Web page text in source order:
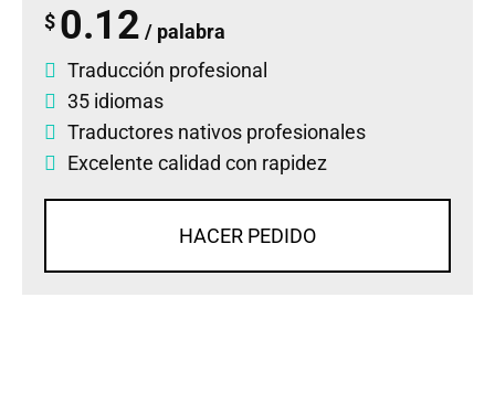
$ 0.12 / palabra
Traducción profesional
35 idiomas
Traductores nativos profesionales
Excelente calidad con rapidez
HACER PEDIDO